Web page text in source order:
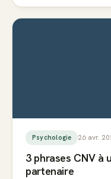
Psychologie 26 avr.
3 phrases CNV à
partenaire